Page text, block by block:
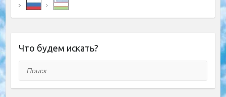
Что будем искать?
Поиск